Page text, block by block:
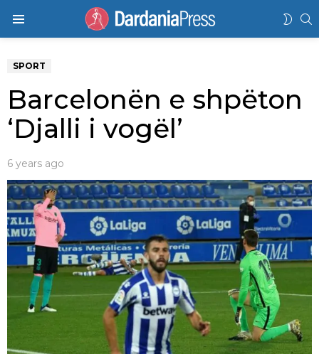
SPORT
Barcelonën e shpëton
‘Djalli i vogël’
6 years ago